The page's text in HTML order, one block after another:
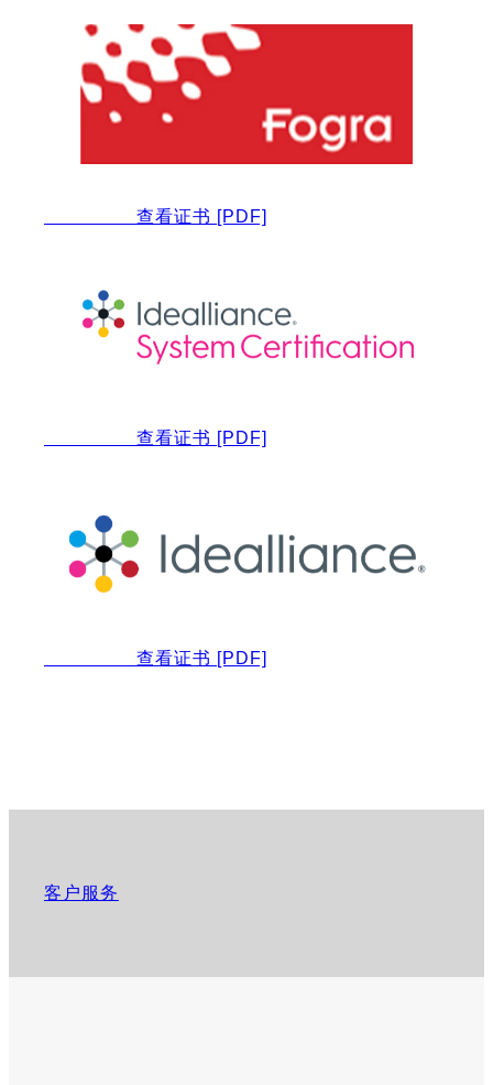
查看证书 [PDF]
查看证书 [PDF]
查看证书 [PDF]
客户服务